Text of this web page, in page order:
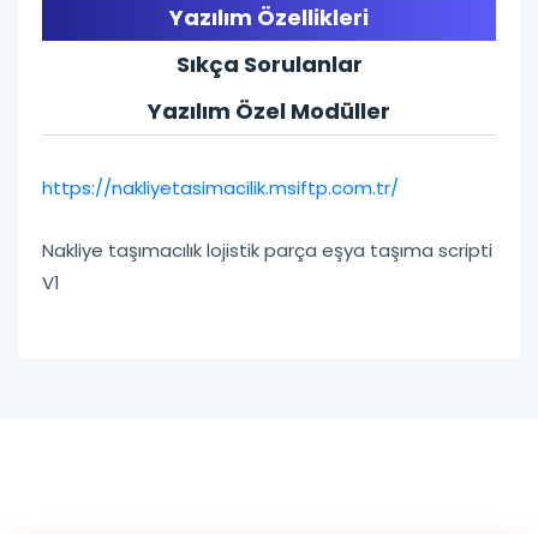
Yazılım Özellikleri
Sıkça Sorulanlar
Yazılım Özel Modüller
https://nakliyetasimacilik.msiftp.com.tr/
Nakliye taşımacılık lojistik parça eşya taşıma scripti
V1